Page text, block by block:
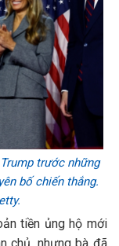
trước những
bố chiến thắng.
tiền ủng hộ mới